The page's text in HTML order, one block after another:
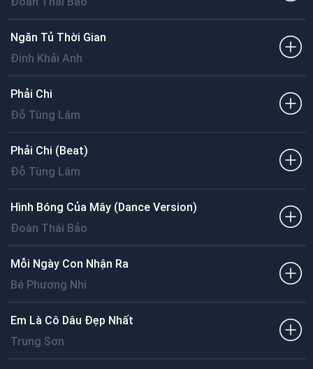
Ngăn Tủ Thời Gian
Đinh Khải Anh
Phải Chi
Đỗ Tùng Lâm
Phải Chi (Beat)
Đỗ Tùng Lâm
Hình Bóng Của Mây (Dance Version)
Đoàn Thái Bảo
Mỗi Ngày Con Nhận Ra
Bé Phương Nhi
Em Là Cô Dâu Đẹp Nhất
Trung Sơn